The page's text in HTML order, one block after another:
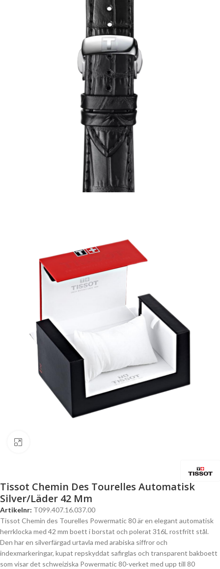
Tissot Chemin Des Tourelles Automatisk
Silver/Läder 42 Mm
Artikelnr: T099.407.16.037.00
Tissot Chemin des Tourelles Powermatic 80 är en elegant automatisk
herrklocka med 42 mm boett i borstat och polerat 316L rostfritt stål.
Den har en silverfärgad urtavla med arabiska siffror och
indexmarkeringar, kupat repskyddat safirglas och transparent bakboett
som visar det schweiziska Powermatic 80-verket med upp till 80